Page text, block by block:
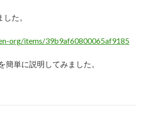
た。
org/items/39b9af60800065af9185
簡単に説明してみました。